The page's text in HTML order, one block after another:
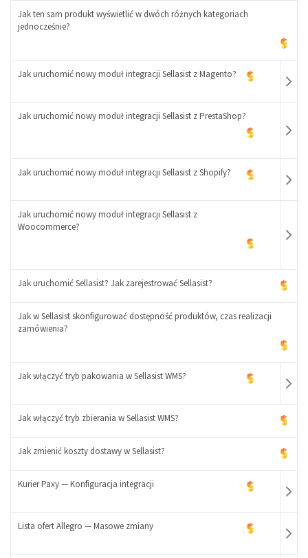
Jak ten sam produkt wyświetlić w dwóch różnych kategoriach
jednocześnie?
Jak uruchomić nowy moduł integracji Sellasist z Magento?
-
Jak uruchomić nowy moduł integracji Sellasist z PrestaShop?
-
Jak uruchomić nowy moduł integracji Sellasist z Shopify?
+
Jak uruchomić nowy moduł integracji Sellasist z
Woocommerce?
-
Jak uruchomić Sellasist? Jak zarejestrować Sellasist?
Jak w Sellasist skonfigurować dostępność produktów, czas realizacji
zamówienia?
Jak włączyć tryb pakowania w Sellasist WMS?
+
Jak włączyć tryb zbierania w Sellasist WMS?
Jak zmienić koszty dostawy w Sellasist?
Kurier Paxy — Konfiguracja integracji
Lista ofert Allegro — Masowe zmiany